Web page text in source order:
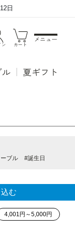
日
ン カート
メニュー
夏ギフト
ブル #誕生日
む
4,001円～5,000円